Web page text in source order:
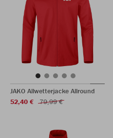
JAKO Allwetterjacke Allround
52,40 €
79,99 €